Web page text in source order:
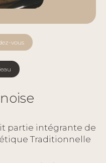
vous
partie intégrante de
Traditionnelle